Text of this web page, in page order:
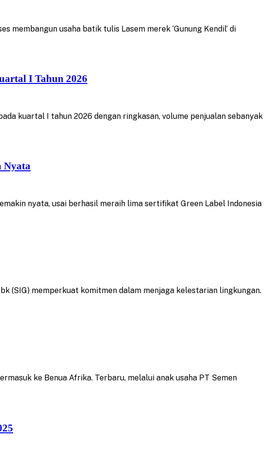
membangun usaha batik tulis Lasem merek ‘Gunung Kendil’ di
I Tahun 2026
kuartal I tahun 2026 dengan ringkasan, volume penjualan sebanyak
Nyata
nyata, usai berhasil meraih lima sertifikat Green Label Indonesia
(SIG) memperkuat komitmen dalam menjaga kelestarian lingkungan.
ke Benua Afrika. Terbaru, melalui anak usaha PT Semen